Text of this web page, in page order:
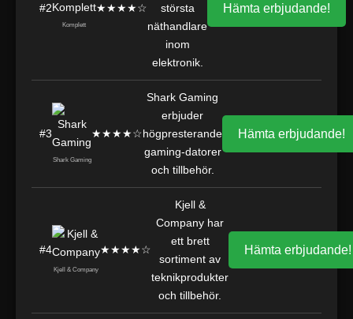
#2
Komplett
★★★★☆
största
näthandlare
inom
elektronik.
Hämta erbjudande!
#3
Shark Gaming
★★★★☆
Shark Gaming
erbjuder
högpresterande
gaming-datorer
och tillbehör.
Hämta erbjudande!
#4
Kjell & Company
★★★★☆
Kjell &
Company har
ett brett
sortiment av
teknikprodukter
och tillbehör.
Hämta erbjudande!